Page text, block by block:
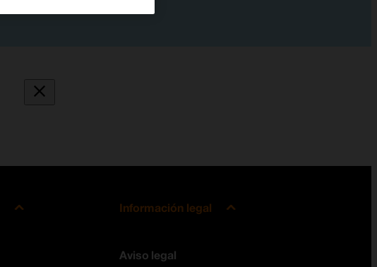
Información legal
Aviso legal